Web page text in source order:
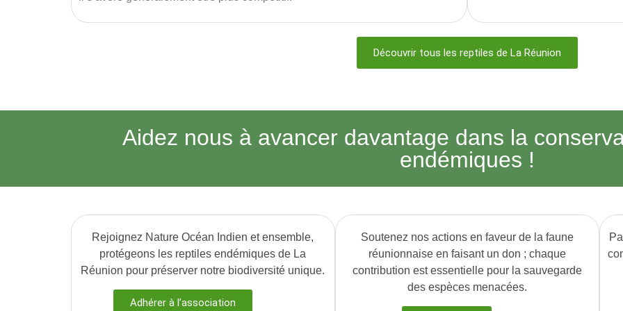
Découvrir tous les reptiles de La Réunion
Aidez nous à avancer davantage dans la
endémiques !
Rejoignez Nature Océan Indien et ensemble,
protégeons les reptiles endémiques de La
Réunion pour préserver notre biodiversité unique.
Adhérer à l’association
Soutenez nos actions en faveur de la faune
réunionnaise en faisant un don ; chaque
contribution est essentielle pour la sauvegarde
des espèces menacées.